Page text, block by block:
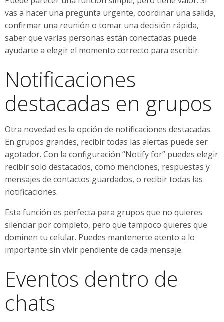
vas a hacer una pregunta urgente, coordinar una salida,
confirmar una reunión o tomar una decisión rápida,
saber que varias personas están conectadas puede
ayudarte a elegir el momento correcto para escribir.
Notificaciones
destacadas en grupos
Otra novedad es la opción de notificaciones destacadas.
En grupos grandes, recibir todas las alertas puede ser
agotador. Con la configuración “Notify for” puedes elegir
recibir solo destacados, como menciones, respuestas y
mensajes de contactos guardados, o recibir todas las
notificaciones.
Esta función es perfecta para grupos que no quieres
silenciar por completo, pero que tampoco quieres que
dominen tu celular. Puedes mantenerte atento a lo
importante sin vivir pendiente de cada mensaje.
Eventos dentro de
chats